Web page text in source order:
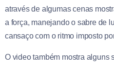
através de algumas cenas
a força, manejando o sabre de
cansaço com o ritmo imposto
O video também mostra alguns